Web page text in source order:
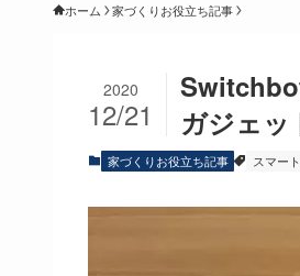
ホーム 家づくりお役立ち記事
ガジェ
2020
12/21
家づくりお役立ち記事 スマー